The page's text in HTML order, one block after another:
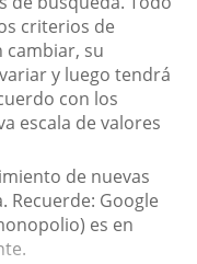
criterios de
cambiar, su
y luego tendrá
con los
escala de valores
de nuevas
Recuerde: Google
es en